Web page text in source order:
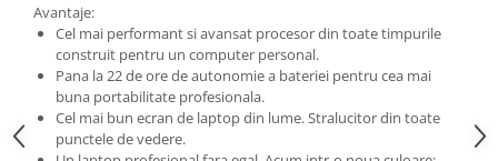
Multifunctionale
Imprimante
Imprimante 3D
TV, Multimedia & Electronice
Avantaje:
Cel mai performant si avansat procesor din toate timpurile
construit pentru un computer personal.
Pana la 22 de ore de autonomie a bateriei pentru cea mai
buna portabilitate profesionala.
Cel mai bun ecran de laptop din lume. Stralucitor din toate
punctele de vedere.